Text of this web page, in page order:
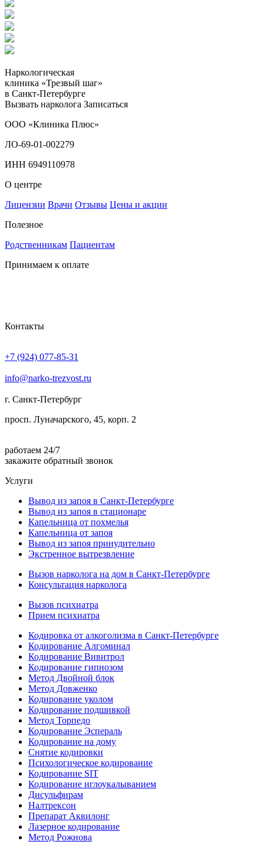
Наркологическая
клиника «Трезвый шаг»
в Санкт-Петербурге
Вызвать нарколога Записаться
ООО «Клиника Плюс»
ЛО-69-01-002279
ИНН 6949110978
О центре
Лицензии Врачи Отзывы Цены и акции
Полезное
Родственникам Пациентам
Принимаем к оплате
Контакты
+7 (924) 077-85-31
info@narko-trezvost.ru
г. Санкт-Петербург
просп. Луначарского, 45, корп. 2
работаем 24/7
закажите обратный звонок
Услуги
Вывод из запоя в Санкт-Петербурге
Вывод из запоя в стационаре
Капельница от похмелья
Капельница от запоя
Вывод из запоя принудительно
Экстренное вытрезвление
Вызов нарколога на дом в Санкт-Петербурге
Консультация нарколога
Вызов психиатра
Прием психиатра
Кодировка от алкоголизма в Санкт-Петербурге
Кодирование Алгоминал
Кодирование Вивитрол
Кодирование гипнозом
Метод Двойной блок
Метод Довженко
Кодирование уколом
Кодирование подшивкой
Метод Торпедо
Кодирование Эспераль
Кодирование на дому
Снятие кодировки
Психологическое кодирование
Кодирование SIT
Кодирование иглоукалыванием
Дисульфирам
Налтрексон
Препарат Аквилонг
Лазерное кодирование
Метод Рожнова